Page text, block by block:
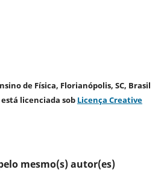
de Física, Florianópolis, SC, Brasil
está licenciada sob Licença Creative
mesmo(s) autor(es)